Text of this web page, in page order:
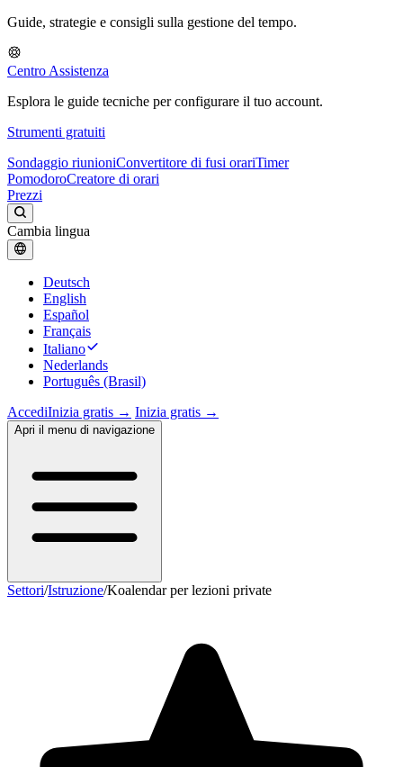
Guide, strategie e consigli sulla gestione del tempo.
Centro Assistenza
Esplora le guide tecniche per configurare il tuo account.
Strumenti gratuiti
Sondaggio riunioniConvertitore di fusi orariTimer
PomodoroCreatore di orari
Prezzi
Cambia lingua
Deutsch
English
Español
Français
Italiano
Nederlands
Português (Brasil)
AccediInizia gratis → Inizia gratis →
Apri il menu di navigazione
Settori/Istruzione/Koalendar per lezioni private